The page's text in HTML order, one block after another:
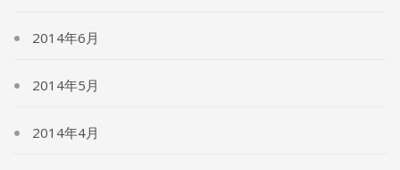
2014年6月
2014年5月
2014年4月